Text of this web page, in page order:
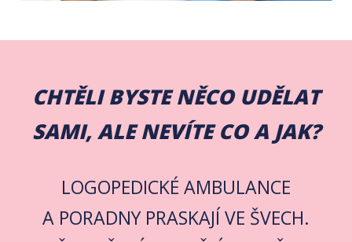
CHTĚLI BYSTE NĚCO UDĚLAT
SAMI, ALE NEVÍTE CO A JAK?
LOGOPEDICKÉ AMBULANCE
A PORADNY PRASKAJÍ VE ŠVECH.